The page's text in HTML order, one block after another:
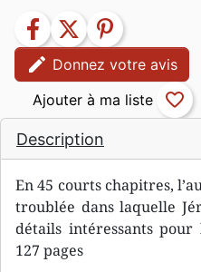
Description
En 45 courts chapitres,
troublée dans laquelle
détails intéressants
127 pages
facebook twitter
pinterest
edit Donnez votre avis
favorite_border